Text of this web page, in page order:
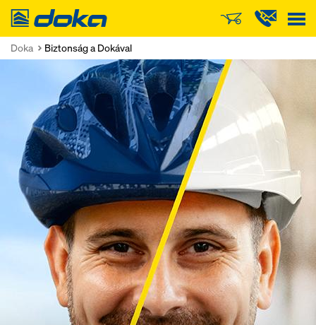
Doka
Doka Biztonság a Dokával